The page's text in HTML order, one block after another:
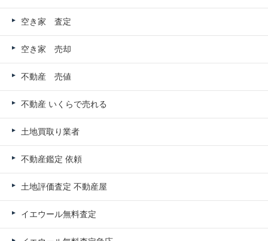
空き家 査定
空き家 売却
不動産 売値
不動産 いくらで売れる
土地買取り業者
不動産鑑定 依頼
土地評価査定 不動産屋
イエウール無料査定